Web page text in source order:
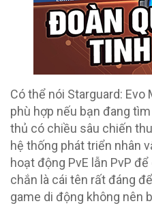
Có thể nói Starguard: Evo
phù hợp nếu bạn đang
thủ có chiều sâu chiến
hệ thống phát triển nhân
hoạt động PvE lẫn PvP
chắn là cái tên rất đáng
game di động không nên